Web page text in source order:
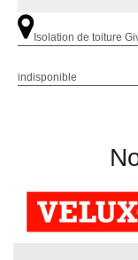
Isolation de toiture
indisponible